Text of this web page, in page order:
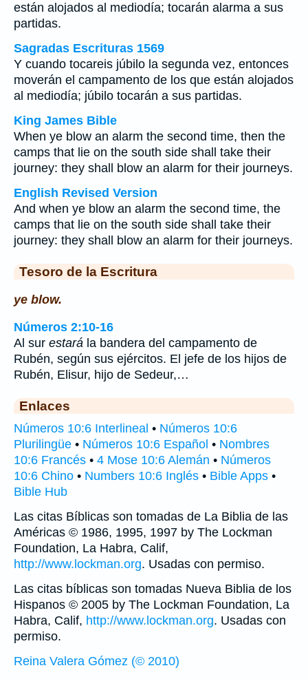
están alojados al mediodía; tocarán alarma a sus
partidas.
Sagradas Escrituras 1569
Y cuando tocareis júbilo la segunda vez, entonces
moverán el campamento de los que están alojados
al mediodía; júbilo tocarán a sus partidas.
King James Bible
When ye blow an alarm the second time, then the
camps that lie on the south side shall take their
journey: they shall blow an alarm for their journeys.
English Revised Version
And when ye blow an alarm the second time, the
camps that lie on the south side shall take their
journey: they shall blow an alarm for their journeys.
Tesoro de la Escritura
ye blow.
Números 2:10-16
Al sur estará la bandera del campamento de
Rubén, según sus ejércitos. El jefe de los hijos de
Rubén, Elisur, hijo de Sedeur,…
Enlaces
Números 10:6 Interlineal • Números 10:6
Plurilingüe • Números 10:6 Español • Nombres
10:6 Francés • 4 Mose 10:6 Alemán • Números
10:6 Chino • Numbers 10:6 Inglés • Bible Apps •
Bible Hub
Las citas Bíblicas son tomadas de La Biblia de las
Américas © 1986, 1995, 1997 by The Lockman
Foundation, La Habra, Calif,
http://www.lockman.org. Usadas con permiso.
Las citas bíblicas son tomadas Nueva Biblia de los
Hispanos © 2005 by The Lockman Foundation, La
Habra, Calif, http://www.lockman.org. Usadas con
permiso.
Reina Valera Gómez (© 2010)